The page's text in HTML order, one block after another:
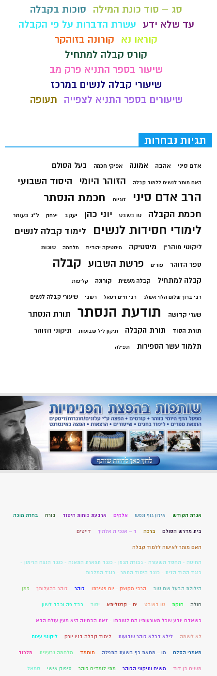
סג – סוד כונת המילה
סוכות בקבלה
עד שלא ידע עשרת הדברות על פי הקבלה
קוראו נא
קורונה בזוהקר
קורס קבלה למתחיל
שיעור בספר התניא פרק מב
שיעורי קבלה לנשים במרכז
שיעורים בספר התניא לצפייה
תעופה
תגיות נבחרות
אדם סיני אהבה אמונה אפיקי חכמה בעל הסולם
האם מותר לנשים ללמוד קבלה הזוהר היומי היסוד השבועי
הרב אדם סיני זוגיות חכמת הנסתר
חכמת הקבלה טו בשבט יוני כהן יעקב יצחק ל"ג בעומר
לימודי חסידות לנשים לימוד קבלה לנשים
ליקוטי מוהר"ן מיסטיקה מיסטיקה יהודית מלחמה סוכות
ספר הזוהר פורים פרשת השבוע קבלה
קבלה למתחיל קבלה מעשית קורונה קליפות
רבי ברוך שלום הלוי אשלג רבי חיים ויטאל רשבי שיעורי קבלה לנשים
שערי קדושה תודעת הנסתר תורת הנסתר
תורת הסוד תורת הקבלה תיקון ליל שבועות תיקוני הזוהר
תלמוד עשר הספירות תפילה
אגרת הקודש איזון גוף ונפש אלקים ארבעת כוחות היסוד בורח בחרה מוכה
בית מדרש הסולם ברכה ד – אנכי ה אלהיך דייטים
האם מותר לאישה ללמוד קבלה
החיטה - החסד השעורה - גבורה הגפן - כנגד תפארת התאנה - כנגד הנצח הרימון -
כנגד ההוד הזית - כנגד היסוד התמר - כנגד המלכות
הילולת הבעל שם טוב הרבי מקוצק - יום פטירתו זוהר זוהר בהעלותך זמן
חולה חוקת טו בשבט יח – קרטליתא יסוד כבד פה וכבד לשון
כשאדם יודע שכל מאורעותיו הם לטובתו - זאת הבחינה היא מעין עולם הבא
לא לשמה לילא דכלא זוהר שבועות לימוד קבלה בניו יורק ליקוטי עצות
מאמרי הסלם מו – מחאת כף בשעת התפלה מוחמד מלחמה גרעינית מלכוד
משיח בן דוד משיח ותיקוני הזוהר מתי לומדים זוהר סיפוק אישי סמאל